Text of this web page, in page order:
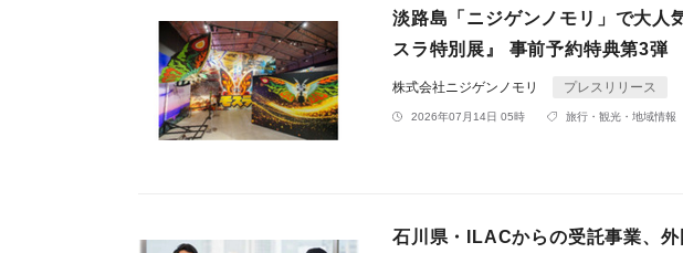
淡路島「ニジゲンノモリ」で大人
スラ特別展』 事前予約特典第3弾
株式会社ニジゲンノモリ プレスリリース
2026年07月14日 05時 旅行・観光・地域情報
石川県・ILACからの受託事業、